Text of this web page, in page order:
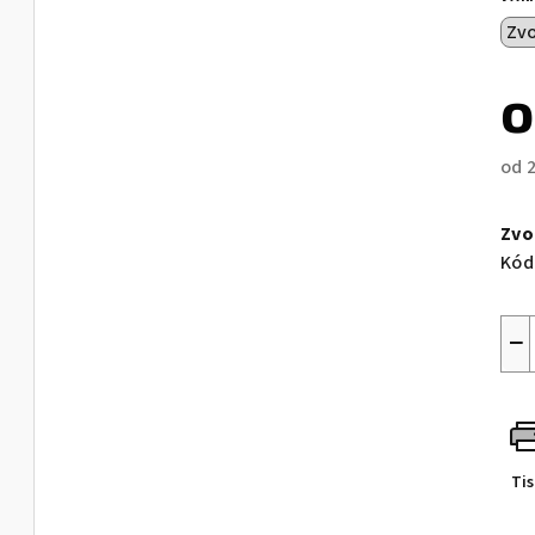
od
−